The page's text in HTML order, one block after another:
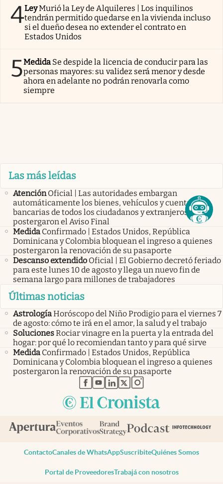
4LeyMurió la Ley de Alquileres | Los inquilinos
tendrán permitido quedarse en la vivienda incluso
si el dueño desea no extender el contrato en
Estados Unidos
5Medida Se despide la licencia de conducir para las
personas mayores: su validez será menor y desde
ahora en adelante no podrán renovarla como
siempre
Las más leídas
Atención Oficial | Las autoridades embargan
automáticamente los bienes, vehículos y cuentas
bancarias de todos los ciudadanos y extranjeros que
postergaron el Aviso Final
Medida Confirmado | Estados Unidos, República
Dominicana y Colombia bloquean el ingreso a quienes
postergaron la renovación de su pasaporte
Descanso extendido Oficial | El Gobierno decretó feriado
para este lunes 10 de agosto y llega un nuevo fin de
semana largo para millones de trabajadores
Últimas noticias
AstrologíaHoróscopo del Niño Prodigio para el viernes 7
de agosto: cómo te irá en el amor, la salud y el trabajo
SolucionesRociar vinagre en la puerta y la entrada del
hogar: por qué lo recomiendan tanto y para qué sirve
Medida Confirmado | Estados Unidos, República
Dominicana y Colombia bloquean el ingreso a quienes
postergaron la renovación de su pasaporte
abre en nueva pestaña
abre en nueva pestaña
abre en nueva pestaña
abre en nueva pestaña
abre en nueva pestaña
ContactoCanales de WhatsAppSuscribiteQuiénes Somos
Portal de ProveedoresTrabajá con nosotros